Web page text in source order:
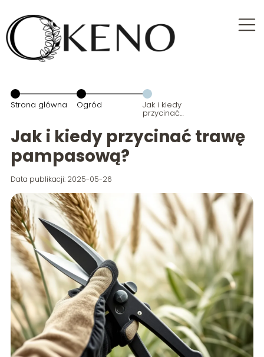
Strona główna Ogród Jak i kiedy
przycinać
trawę
pampasową?
Jak i kiedy przycinać trawę
pampasową?
Data publikacji: 2025-05-26